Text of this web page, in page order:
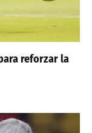
reforzar la